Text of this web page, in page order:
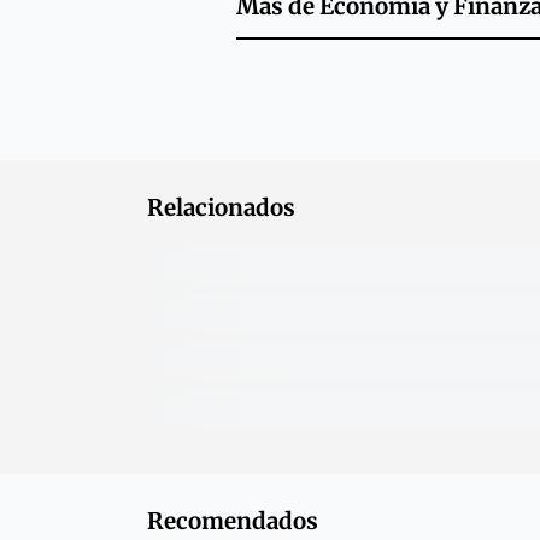
Más deEconomía y
Relacionados
Recomendados